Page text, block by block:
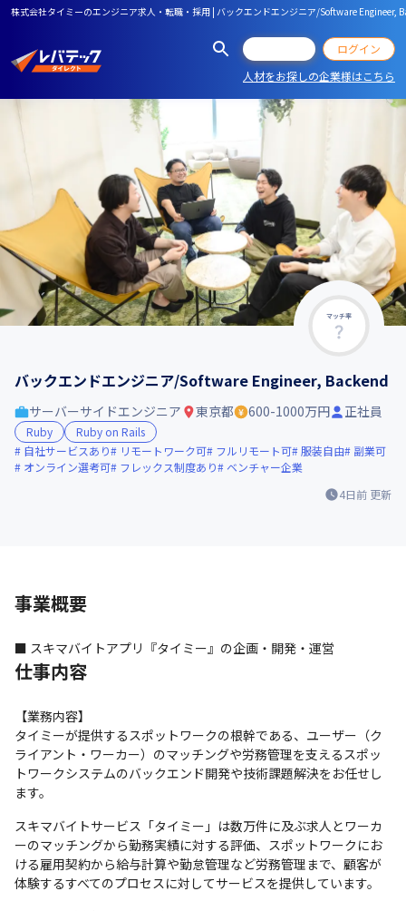
株式会社タイミーのエンジニア求人・転職・採用 | バックエンドエンジニア/Software Engineer,
ログイン
人材をお探しの企業様はこちら
マッチ率
バックエンドエンジニア/Software Engineer, Backend
4日前 更新
サーバーサイドエンジニア 東京都 600-1000万円 正社員
Ruby
Ruby on Rails
自社サービスあり
リモートワーク可 フルリモート可 服装自由
副業可
オンライン選考可
フレックス制度あり ベンチャー企業
事業概要
■ スキマバイトアプリ『タイミー』の企画・開発・運営
仕事内容
【業務内容】
タイミーが提供するスポットワークの根幹である、ユーザー（ク
ライアント・ワーカー）のマッチングや労務管理を支えるスポッ
トワークシステムのバックエンド開発や技術課題解決をお任せし
ます。
スキマバイトサービス「タイミー」は数万件に及ぶ求人とワーカ
ーのマッチングから勤務実績に対する評価、スポットワークにお
ける雇用契約から給与計算や勤怠管理など労務管理まで、顧客が
体験するすべてのプロセスに対してサービスを提供しています。